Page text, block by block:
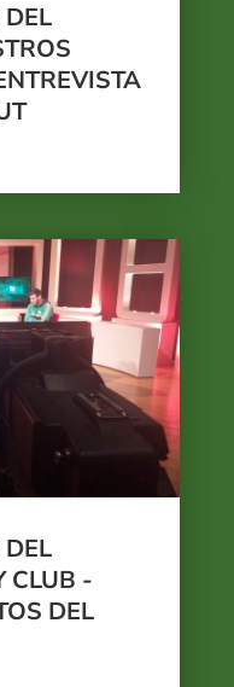
DEL
DEL
CLUB -
DEL